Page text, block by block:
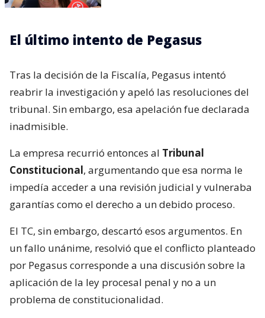
El último intento de Pegasus
Tras la decisión de la Fiscalía, Pegasus intentó
reabrir la investigación y apeló las resoluciones del
tribunal. Sin embargo, esa apelación fue declarada
inadmisible.
La empresa recurrió entonces al Tribunal
Constitucional, argumentando que esa norma le
impedía acceder a una revisión judicial y vulneraba
garantías como el derecho a un debido proceso.
El TC, sin embargo, descartó esos argumentos. En
un fallo unánime, resolvió que el conflicto planteado
por Pegasus corresponde a una discusión sobre la
aplicación de la ley procesal penal y no a un
problema de constitucionalidad.